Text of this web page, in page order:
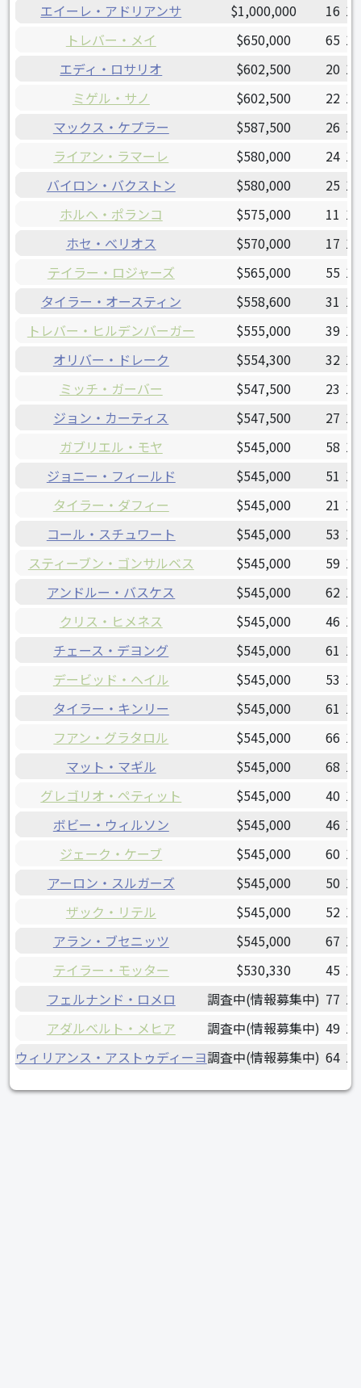
エイーレ・アドリアンサ
$1,000,000 16
トレバー・メイ
$650,000 65
エディ・ロサリオ
$602,500 20
ミゲル・サノ
$602,500 22
マックス・ケプラー
$587,500 26
ライアン・ラマーレ
$580,000 24
バイロン・バクストン
$580,000 25
ホルヘ・ポランコ
$575,000 11
ホセ・べリオス
$570,000 17
テイラー・ロジャーズ
$565,000 55
タイラー・オースティン
$558,600 31
トレバー・ヒルデンバーガー
$555,000 39
オリバー・ドレーク
$554,300 32
ミッチ・ガーバー
$547,500 23
ジョン・カーティス
$547,500 27
ガブリエル・モヤ
$545,000 58
ジョニー・フィールド
$545,000 51
タイラー・ダフィー
$545,000 21
コール・スチュワート
$545,000 53
スティーブン・ゴンサルベス
$545,000 59
アンドルー・バスケス
$545,000 62
クリス・ヒメネス
$545,000 46
チェース・デヨング
$545,000 61
デービッド・ヘイル
$545,000 53
タイラー・キンリー
$545,000 61
フアン・グラタロル
$545,000 66
マット・マギル
$545,000 68
グレゴリオ・ペティット
$545,000 40
ボビー・ウィルソン
$545,000 46
ジェーク・ケーブ
$545,000 60
アーロン・スルガーズ
$545,000 50
ザック・リテル
$545,000 52
アラン・ブセニッツ
$545,000 67
テイラー・モッター
$530,330 45
フェルナンド・ロメロ
調査中(情報募集中) 77
アダルベルト・メヒア
調査中(情報募集中) 49
ウィリアンス・アストゥディーヨ調査中(情報募集中) 64